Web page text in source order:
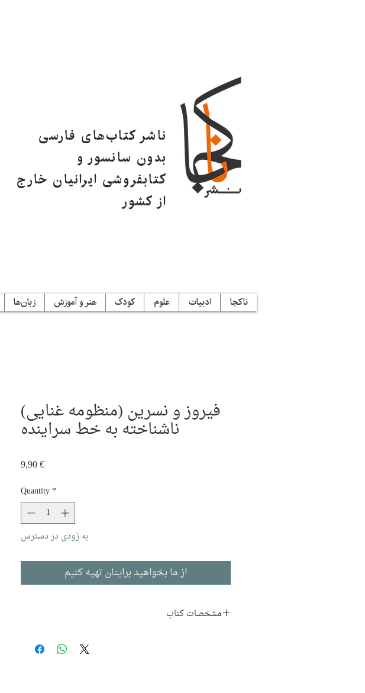
ناشر کتاب‌های فارسی
بدون سانسور و
کتابفروشی ایرانیان خارج
از کشور
ناکجا ادبیات علوم کودک هنر و آموزش زبان‌ها
(فیروز و نسرین (منظومه غنایی
ناشناخته به خط سراینده
9,90 €Price
Quantity*
به زودی در دسترس
از ما بخواهید برایتان تهیه کنیم
مشخصات کتاب